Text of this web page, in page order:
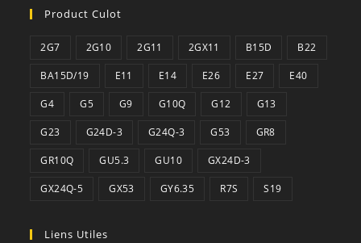
Product Culot
2G7 2G10 2G11 2GX11 B15D B22
BA15D/19 E11 E14 E26 E27 E40
G4 G5 G9 G10Q G12 G13
G23 G24D-3 G24Q-3 G53 GR8
GR10Q GU5.3 GU10 GX24D-3
GX24Q-5 GX53 GY6.35 R7S S19
Liens Utiles